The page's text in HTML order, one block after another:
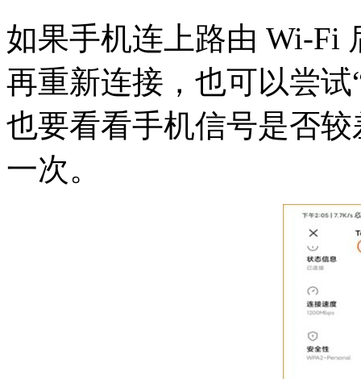
如果手机连上路由 Wi-Fi
再重新连接，也可以尝
也要看看手机信号是否
一次。